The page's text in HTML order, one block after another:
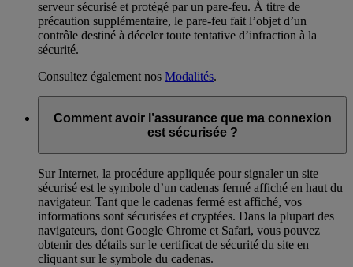
serveur sécurisé et protégé par un pare-feu. À titre de
précaution supplémentaire, le pare-feu fait l’objet d’un
contrôle destiné à déceler toute tentative d’infraction à la
sécurité.
Consultez également nos Modalités.
Comment avoir l’assurance que ma connexion
est sécurisée ?
Sur Internet, la procédure appliquée pour signaler un site
sécurisé est le symbole d’un cadenas fermé affiché en haut du
navigateur. Tant que le cadenas fermé est affiché, vos
informations sont sécurisées et cryptées. Dans la plupart des
navigateurs, dont Google Chrome et Safari, vous pouvez
obtenir des détails sur le certificat de sécurité du site en
cliquant sur le symbole du cadenas.